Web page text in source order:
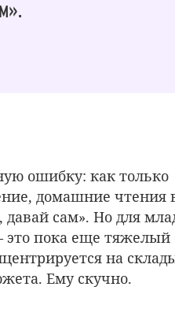
ошибку: как только
домашние чтения
сам». Но для
пока еще
на
Ему скучно.